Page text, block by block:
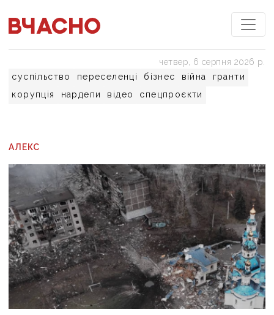
суспільство переселенці бізнес війна
гранти
корупція
нардепи відео спецпроєкти
четвер, 6 серпня 2026 р.
АЛЕКС